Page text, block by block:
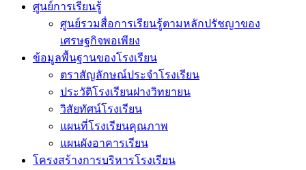
ศูนย์การเรียนรู้
ศูนย์รวมสื่อการเรียนรู้ตามหลักปรัชญาของ
เศรษฐกิจพอเพียง
ข้อมูลพื้นฐานของโรงเรียน
ตราสัญลักษณ์ประจำโรงเรียน
ประวัติโรงเรียนฝางวิทยายน
วิสัยทัศน์โรงเรียน
แผนที่โรงเรียนคุณภาพ
แผนผังอาคารเรียน
โครงสร้างการบริหารโรงเรียน